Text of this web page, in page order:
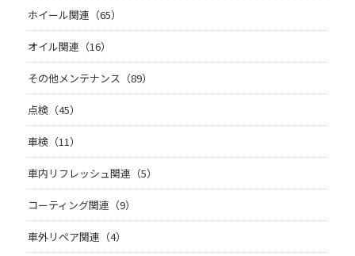
ホイール関連（65）
オイル関連（16）
その他メンテナンス（89）
点検（45）
車検（11）
車内リフレッシュ関連（5）
コーティング関連（9）
車外リペア関連（4）